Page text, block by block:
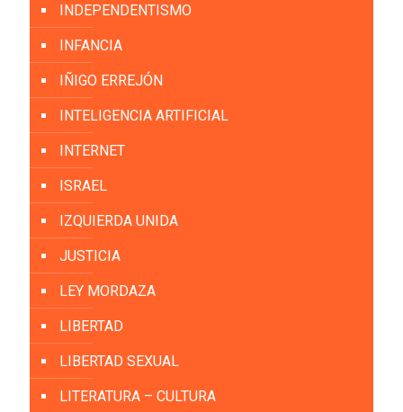
INDEPENDENTISMO
INFANCIA
IÑIGO ERREJÓN
INTELIGENCIA ARTIFICIAL
INTERNET
ISRAEL
IZQUIERDA UNIDA
JUSTICIA
LEY MORDAZA
LIBERTAD
LIBERTAD SEXUAL
LITERATURA – CULTURA